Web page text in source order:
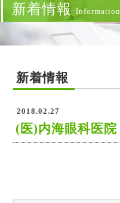
新着情報 Information
新着情報
2018.02.27
(医)内海眼科医院